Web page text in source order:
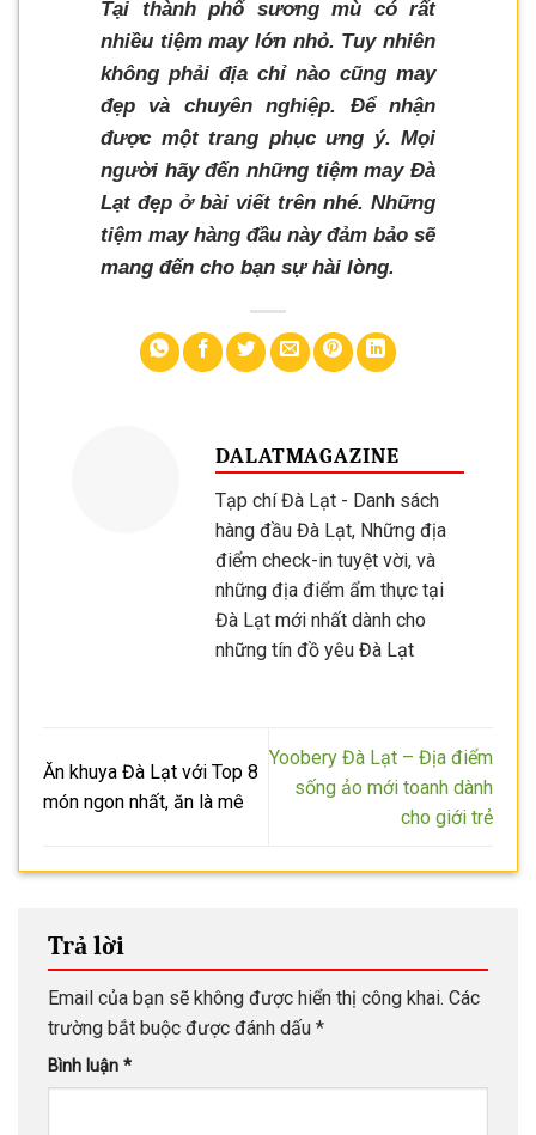
Tại thành phố sương mù có rất
nhiều tiệm may lớn nhỏ. Tuy nhiên
không phải địa chỉ nào cũng may
đẹp và chuyên nghiệp. Để nhận
được một trang phục ưng ý. Mọi
người hãy đến những tiệm may Đà
Lạt đẹp ở bài viết trên nhé. Những
tiệm may hàng đầu này đảm bảo sẽ
mang đến cho bạn sự hài lòng.
DALATMAGAZINE
Tạp chí Đà Lạt - Danh sách
hàng đầu Đà Lạt, Những địa
điểm check-in tuyệt vời, và
những địa điểm ẩm thực tại
Đà Lạt mới nhất dành cho
những tín đồ yêu Đà Lạt
Ăn khuya Đà Lạt với Top 8
món ngon nhất, ăn là mê
Yoobery Đà Lạt – Địa điểm
sống ảo mới toanh dành
cho giới trẻ
Trả lời
Email của bạn sẽ không được hiển thị công khai. Các
trường bắt buộc được đánh dấu *
Bình luận *